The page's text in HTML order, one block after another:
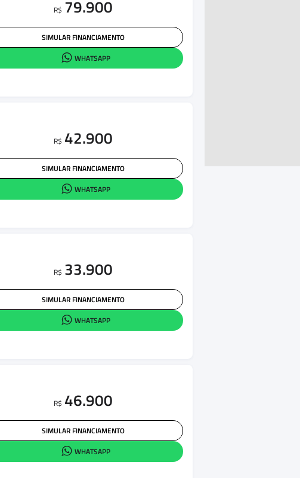
R$ 79.900
SIMULAR FINANCIAMENTO
WHATSAPP
R$ 42.900
SIMULAR FINANCIAMENTO
WHATSAPP
R$ 33.900
SIMULAR FINANCIAMENTO
WHATSAPP
R$ 46.900
SIMULAR FINANCIAMENTO
WHATSAPP